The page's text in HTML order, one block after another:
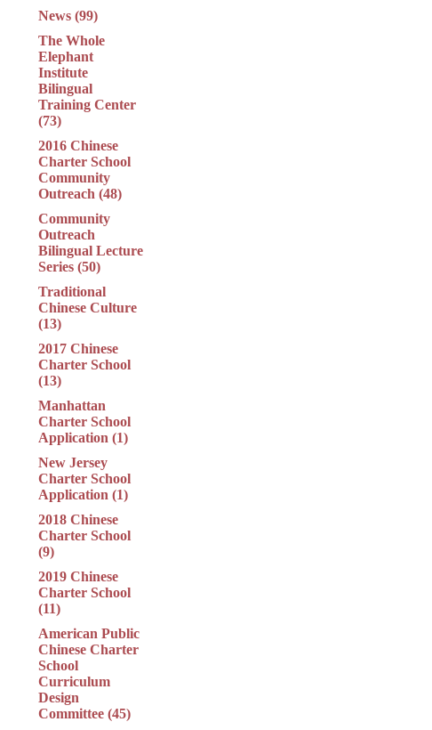
News (99)
The Whole
Elephant
Institute
Bilingual
Training Center
(73)
2016 Chinese
Charter School
Community
Outreach (48)
Community
Outreach
Bilingual Lecture
Series (50)
Traditional
Chinese Culture
(13)
2017 Chinese
Charter School
(13)
Manhattan
Charter School
Application (1)
New Jersey
Charter School
Application (1)
2018 Chinese
Charter School
(9)
2019 Chinese
Charter School
(11)
American Public
Chinese Charter
School
Curriculum
Design
Committee (45)